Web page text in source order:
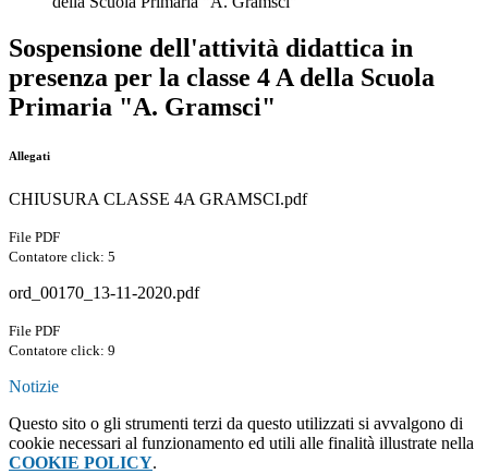
Sospensione dell'attività didattica in
presenza per la classe 4 A della Scuola
Primaria "A. Gramsci"
Allegati
CHIUSURA CLASSE 4A GRAMSCI.pdf
File PDF
Contatore click: 5
ord_00170_13-11-2020.pdf
File PDF
Contatore click: 9
Notizie
Questo sito o gli strumenti terzi da questo utilizzati si avvalgono di
cookie necessari al funzionamento ed utili alle finalità illustrate nella
COOKIE POLICY.